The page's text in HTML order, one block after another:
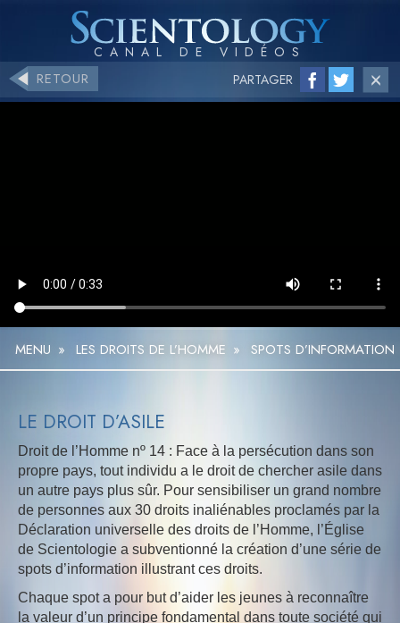
RETOUR PARTAGER
MENU » LES DROITS DE L’HOMME » SPOTS D’INFORMATION
LE DROIT D’ASILE
Droit de l’Homme nº 14 : Face à la persécution dans son
propre pays, tout individu a le droit de chercher asile dans
un autre pays plus sûr. Pour sensibiliser un grand nombre
de personnes aux 30 droits inaliénables proclamés par la
Déclaration universelle des droits de l’Homme, l’Église
de Scientologie a subventionné la création d’une série de
spots d’information illustrant ces droits.
Chaque spot a pour but d’aider les jeunes à reconnaître
la valeur d’un principe fondamental dans toute société qui